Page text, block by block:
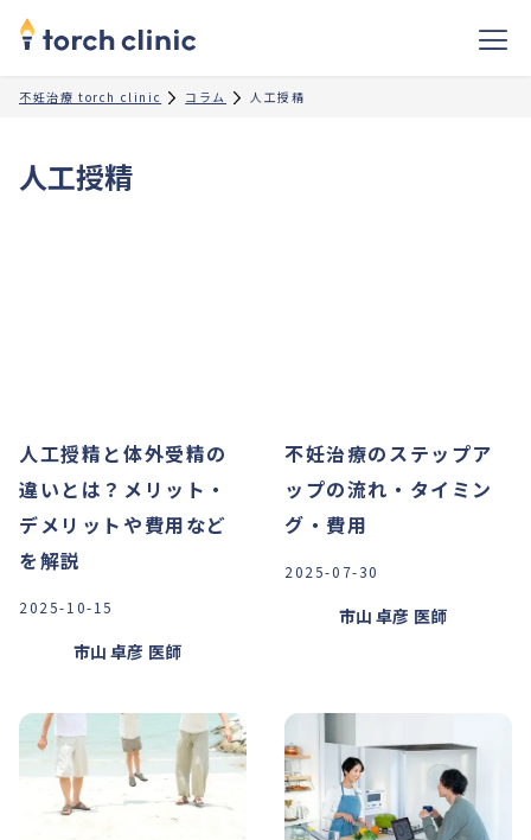
不妊治療 torch clinic コラム 人工授精
人工授精
人工授精と体外受精の
違いとは？メリット・
デメリットや費用など
を解説
2025-10-15
市山 卓彦 医師
不妊治療のステップア
ップの流れ・タイミン
グ・費用
2025-07-30
市山 卓彦 医師